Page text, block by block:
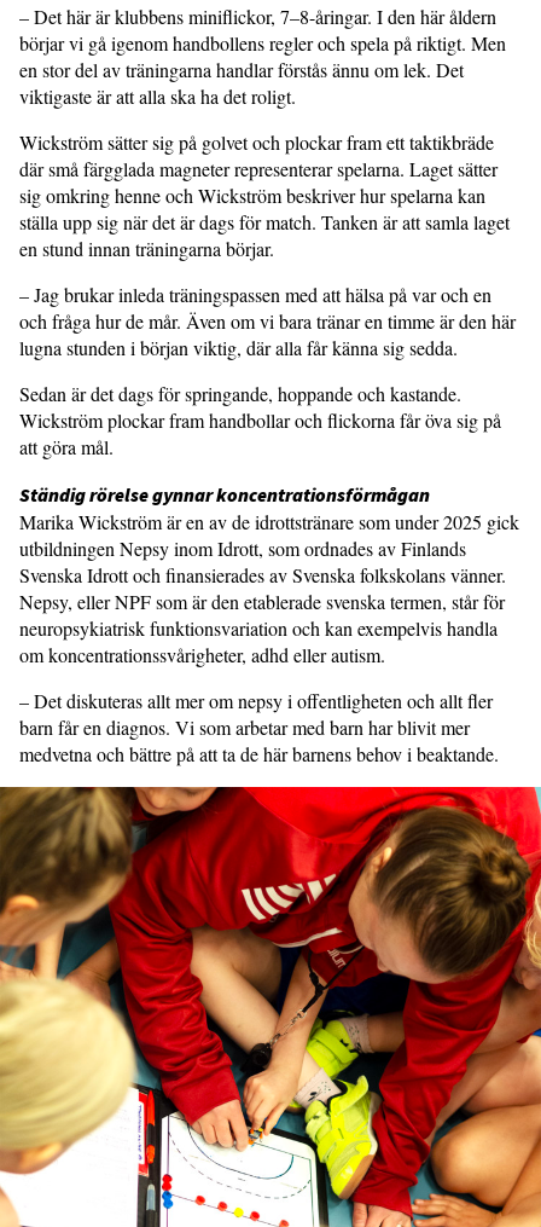
– Det här är klubbens miniflickor, 7–8-åringar. I den här åldern
börjar vi gå igenom handbollens regler och spela på riktigt. Men
en stor del av träningarna handlar förstås ännu om lek. Det
viktigaste är att alla ska ha det roligt.
Wickström sätter sig på golvet och plockar fram ett taktikbräde
där små färgglada magneter representerar spelarna. Laget sätter
sig omkring henne och Wickström beskriver hur spelarna kan
ställa upp sig när det är dags för match. Tanken är att samla laget
en stund innan träningarna börjar.
– Jag brukar inleda träningspassen med att hälsa på var och en
och fråga hur de mår. Även om vi bara tränar en timme är den här
lugna stunden i början viktig, där alla får känna sig sedda.
Sedan är det dags för springande, hop­pande och kastande.
Wickström plockar fram handbollar och flickorna får öva sig på
att göra mål.
Ständig rörelse gynnar koncentra­tionsförmågan
Marika Wickström är en av de idrottstränare som under 2025 gick
utbildningen Nepsy inom Idrott, som ordnades av Finlands
Svenska Idrott och finansierades av Svenska folkskolans vänner.
Nepsy, eller NPF som är den etablerade svenska termen, står för
neuropsykiatrisk funktionsvariation och kan exempelvis handla
om koncen­trationssvårigheter, adhd eller autism.
– Det diskuteras allt mer om nepsy i offentligheten och allt fler
barn får en diagnos. Vi som arbetar med barn har blivit mer
medvetna och bättre på att ta de här barnens behov i beaktande.